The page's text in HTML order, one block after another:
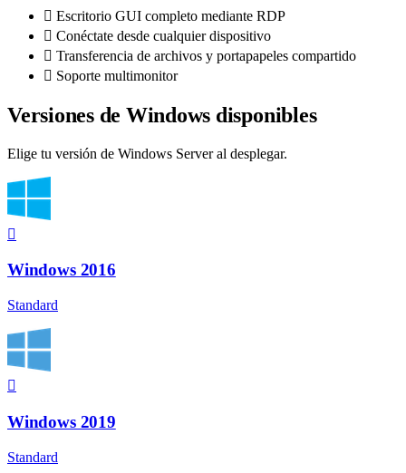
Escritorio GUI completo mediante RDP
Conéctate desde cualquier dispositivo
Transferencia de archivos y portapapeles compartido
Soporte multimonitor
Versiones de Windows disponibles
Elige tu versión de Windows Server al desplegar.
Windows 2016
Standard
Windows 2019
Standard